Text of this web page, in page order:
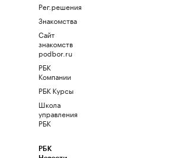
Рег.решения
Знакомства
Сайт
знакомств
podbor.ru
РБК
Компании
РБК Курсы
Школа
управления
РБК
РБК